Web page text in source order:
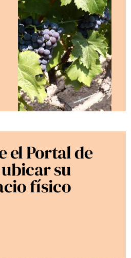
el Portal de
ubicar su
físico